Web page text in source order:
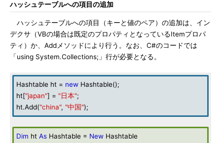
ハッシュテーブルへの項目の追加
ハッシュテーブルへの項目（キーと値のペア）の追加は、イン
デクサ（VBの場合は既定のプロパティとなっているItemプロパ
ティ）か、Addメソッドにより行う。なお、C#のコードでは
「using System.Collections;」行が必要となる。
Hashtable ht = new Hashtable();
ht["japan"] = "日本";
ht.Add("china", "中国");
Dim ht As Hashtable = New Hashtable